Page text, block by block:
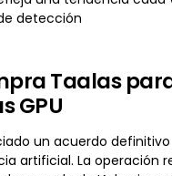
detección
Taalas
GPU
un acuerdo
artificial. La operación